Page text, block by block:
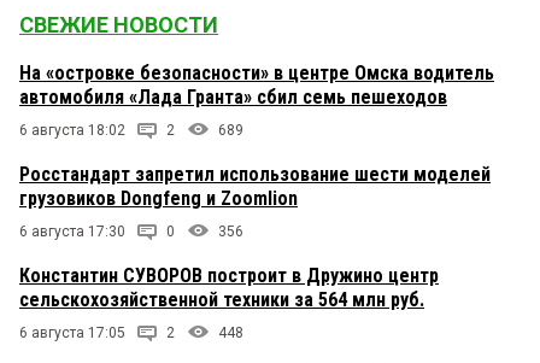
СВЕЖИЕ НОВОСТИ
На «островке безопасности» в центре Омска водитель
автомобиля «Лада Гранта» сбил семь пешеходов
6 августа 18:02 2 689
Росстандарт запретил использование шести моделей
грузовиков Dongfeng и Zoomlion
6 августа 17:30 0 356
Константин СУВОРОВ построит в Дружино центр
сельскохозяйственной техники за 564 млн руб.
6 августа 17:05 2 448